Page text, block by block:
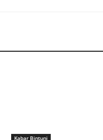
Kabar Bintuni